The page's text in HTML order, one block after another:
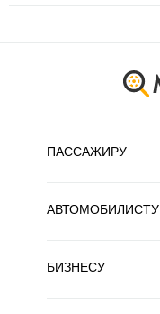
ПАССАЖИРУ
АВТОМОБИЛИСТУ
БИЗНЕСУ